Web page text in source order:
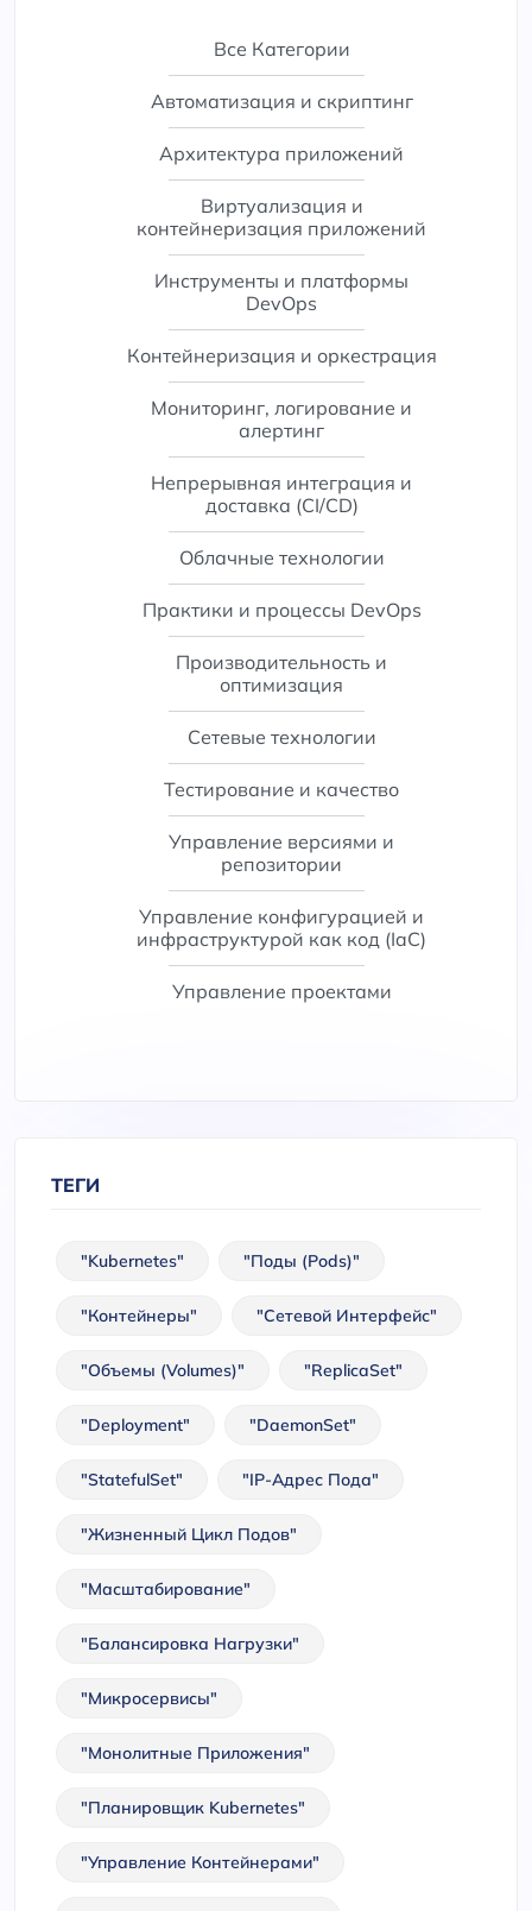
Все Категории
Автоматизация и скриптинг
Архитектура приложений
Виртуализация и
контейнеризация приложений
Инструменты и платформы
DevOps
Контейнеризация и оркестрация
Мониторинг, логирование и
алертинг
Непрерывная интеграция и
доставка (CI/CD)
Облачные технологии
Практики и процессы DevOps
Производительность и
оптимизация
Сетевые технологии
Тестирование и качество
Управление версиями и
репозитории
Управление конфигурацией и
инфраструктурой как код (IaC)
Управление проектами
ТЕГИ
"Kubernetes" "Поды (Pods)"
"Контейнеры" "Сетевой Интерфейс"
"Объемы (Volumes)" "ReplicaSet"
"Deployment" "DaemonSet"
"StatefulSet" "IP-Адрес Пода"
"Жизненный Цикл Подов"
"Масштабирование"
"Балансировка Нагрузки"
"Микросервисы"
"Монолитные Приложения"
"Планировщик Kubernetes"
"Управление Контейнерами"